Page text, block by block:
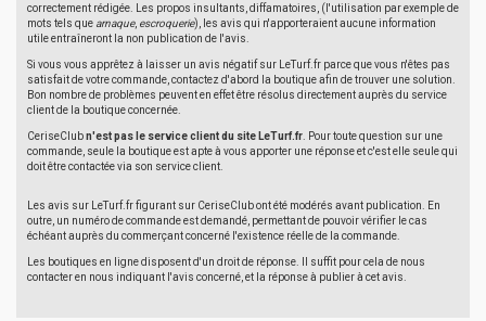
correctement rédigée. Les propos insultants, diffamatoires, (l'utilisation par exemple de
mots tels que arnaque, escroquerie), les avis qui n'apporteraient aucune information
utile entraîneront la non publication de l'avis.
Si vous vous apprêtez à laisser un avis négatif sur LeTurf.fr parce que vous n'êtes pas
satisfait de votre commande, contactez d'abord la boutique afin de trouver une solution.
Bon nombre de problèmes peuvent en effet être résolus directement auprès du service
client de la boutique concernée.
CeriseClubn'est pas le service client du site LeTurf.fr . Pour toute question sur une
commande, seule la boutique est apte à vous apporter une réponse et c'est elle seule qui
doit être contactée via son service client.
Les avis sur LeTurf.fr figurant sur CeriseClub ont été modérés avant publication. En
outre, un numéro de commande est demandé, permettant de pouvoir vérifier le cas
échéant auprès du commerçant concerné l'existence réelle de la commande.
Les boutiques en ligne disposent d'un droit de réponse. Il suffit pour cela de nous
contacter en nous indiquant l'avis concerné, et la réponse à publier à cet avis.